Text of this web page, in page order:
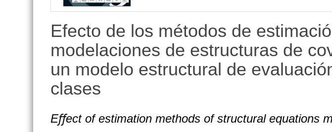
Efecto de los métodos de
modelaciones de estructuras de
un modelo estructural de
clases
Eﬀect of estimation methods of structural equations